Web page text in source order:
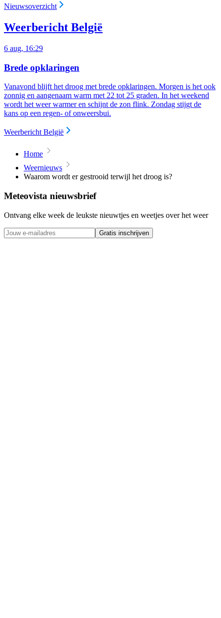
Nieuwsoverzicht
Weerbericht België
6 aug, 16:29
Brede opklaringen
Vanavond blijft het droog met brede opklaringen. Morgen is het ook
zonnig en aangenaam warm met 22 tot 25 graden. In het weekend
wordt het weer warmer en schijnt de zon flink. Zondag stijgt de
kans op een regen- of onweersbui.
Weerbericht België
Home
Weernieuws
Waarom wordt er gestrooid terwijl het droog is?
Meteovista nieuwsbrief
Ontvang elke week de leukste nieuwtjes en weetjes over het weer
Gratis inschrijven